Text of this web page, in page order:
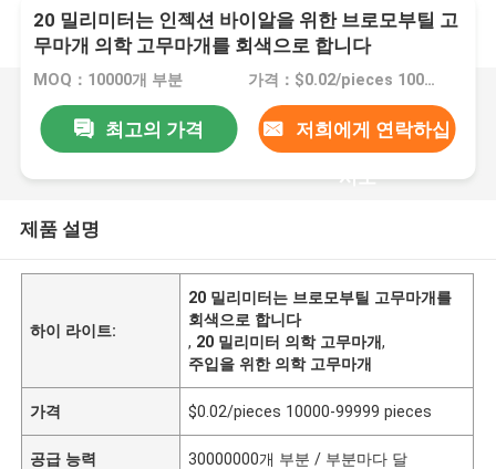
20 밀리미터는 인젝션 바이알을 위한 브로모부틸 고
무마개 의학 고무마개를 회색으로 합니다
MOQ：10000개 부분 가격：$0.02/pieces 10000-99999 pieces
최고의 가격 저희에게 연락하십
시오
제품 설명
하이 라이트:
20 밀리미터는 브로모부틸 고무마개를
회색으로 합니다
, 20 밀리미터 의학 고무마개,
주입을 위한 의학 고무마개
가격 $0.02/pieces 10000-99999 pieces
공급 능력 30000000개 부분 / 부분마다 달